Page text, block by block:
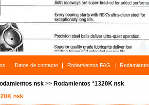
Datos de contacto Rodamientos FAG
nsk >> Rodamientos *1320K nsk
nsk